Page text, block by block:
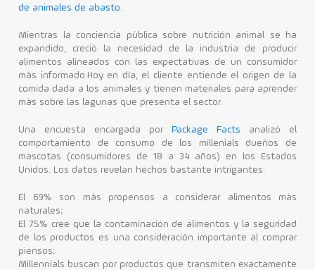
de animales de abasto.
Mientras la conciencia pública sobre nutrición animal se ha
expandido, creció la necesidad de la industria de producir
alimentos alineados con las expectativas de un consumidor
más informado.Hoy en día, el cliente entiende el origen de la
comida dada a los animales y tienen materiales para aprender
más sobre las lagunas que presenta el sector.
Una encuesta encargada por Package Facts analizó el
comportamiento de consumo de los millenials dueños de
mascotas (consumidores de 18 a 34 años) en los Estados
Unidos. Los datos revelan hechos bastante intrigantes:
El 69% son más propensos a considerar alimentos más
naturales;
El 75% cree que la contaminación de alimentos y la seguridad
de los productos es una consideración importante al comprar
piensos;
Millennials buscan por productos que transmiten exactamente